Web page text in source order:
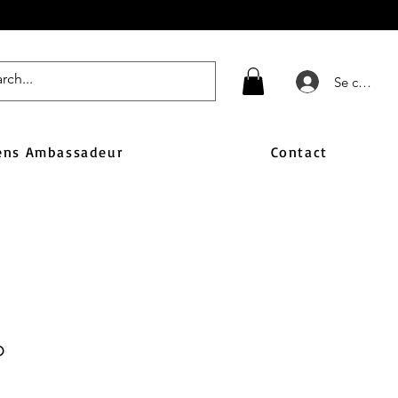
Se
Ambassadeur Contact